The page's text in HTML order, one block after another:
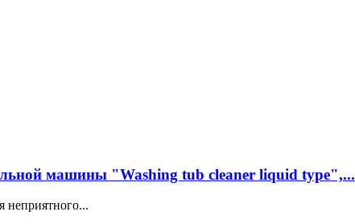
машины "Washing tub cleaner liquid type",...
неприятного...